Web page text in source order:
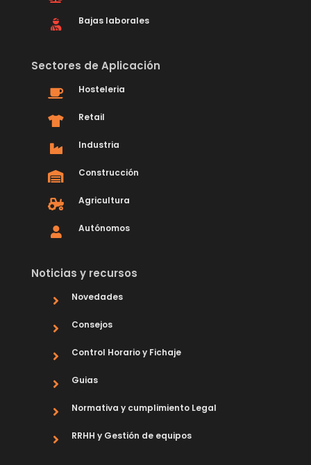
Bajas laborales
Sectores de Aplicación
Hosteleria
Retail
Industria
Construcción
Agricultura
Autónomos
Noticias y recursos
Novedades
Consejos
Control Horario y Fichaje
Guias
Normativa y cumplimiento Legal
RRHH y Gestión de equipos